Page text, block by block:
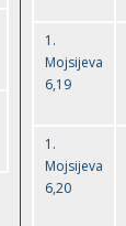
1.
Mojsijeva
6,19
1.
Mojsijeva
6,20